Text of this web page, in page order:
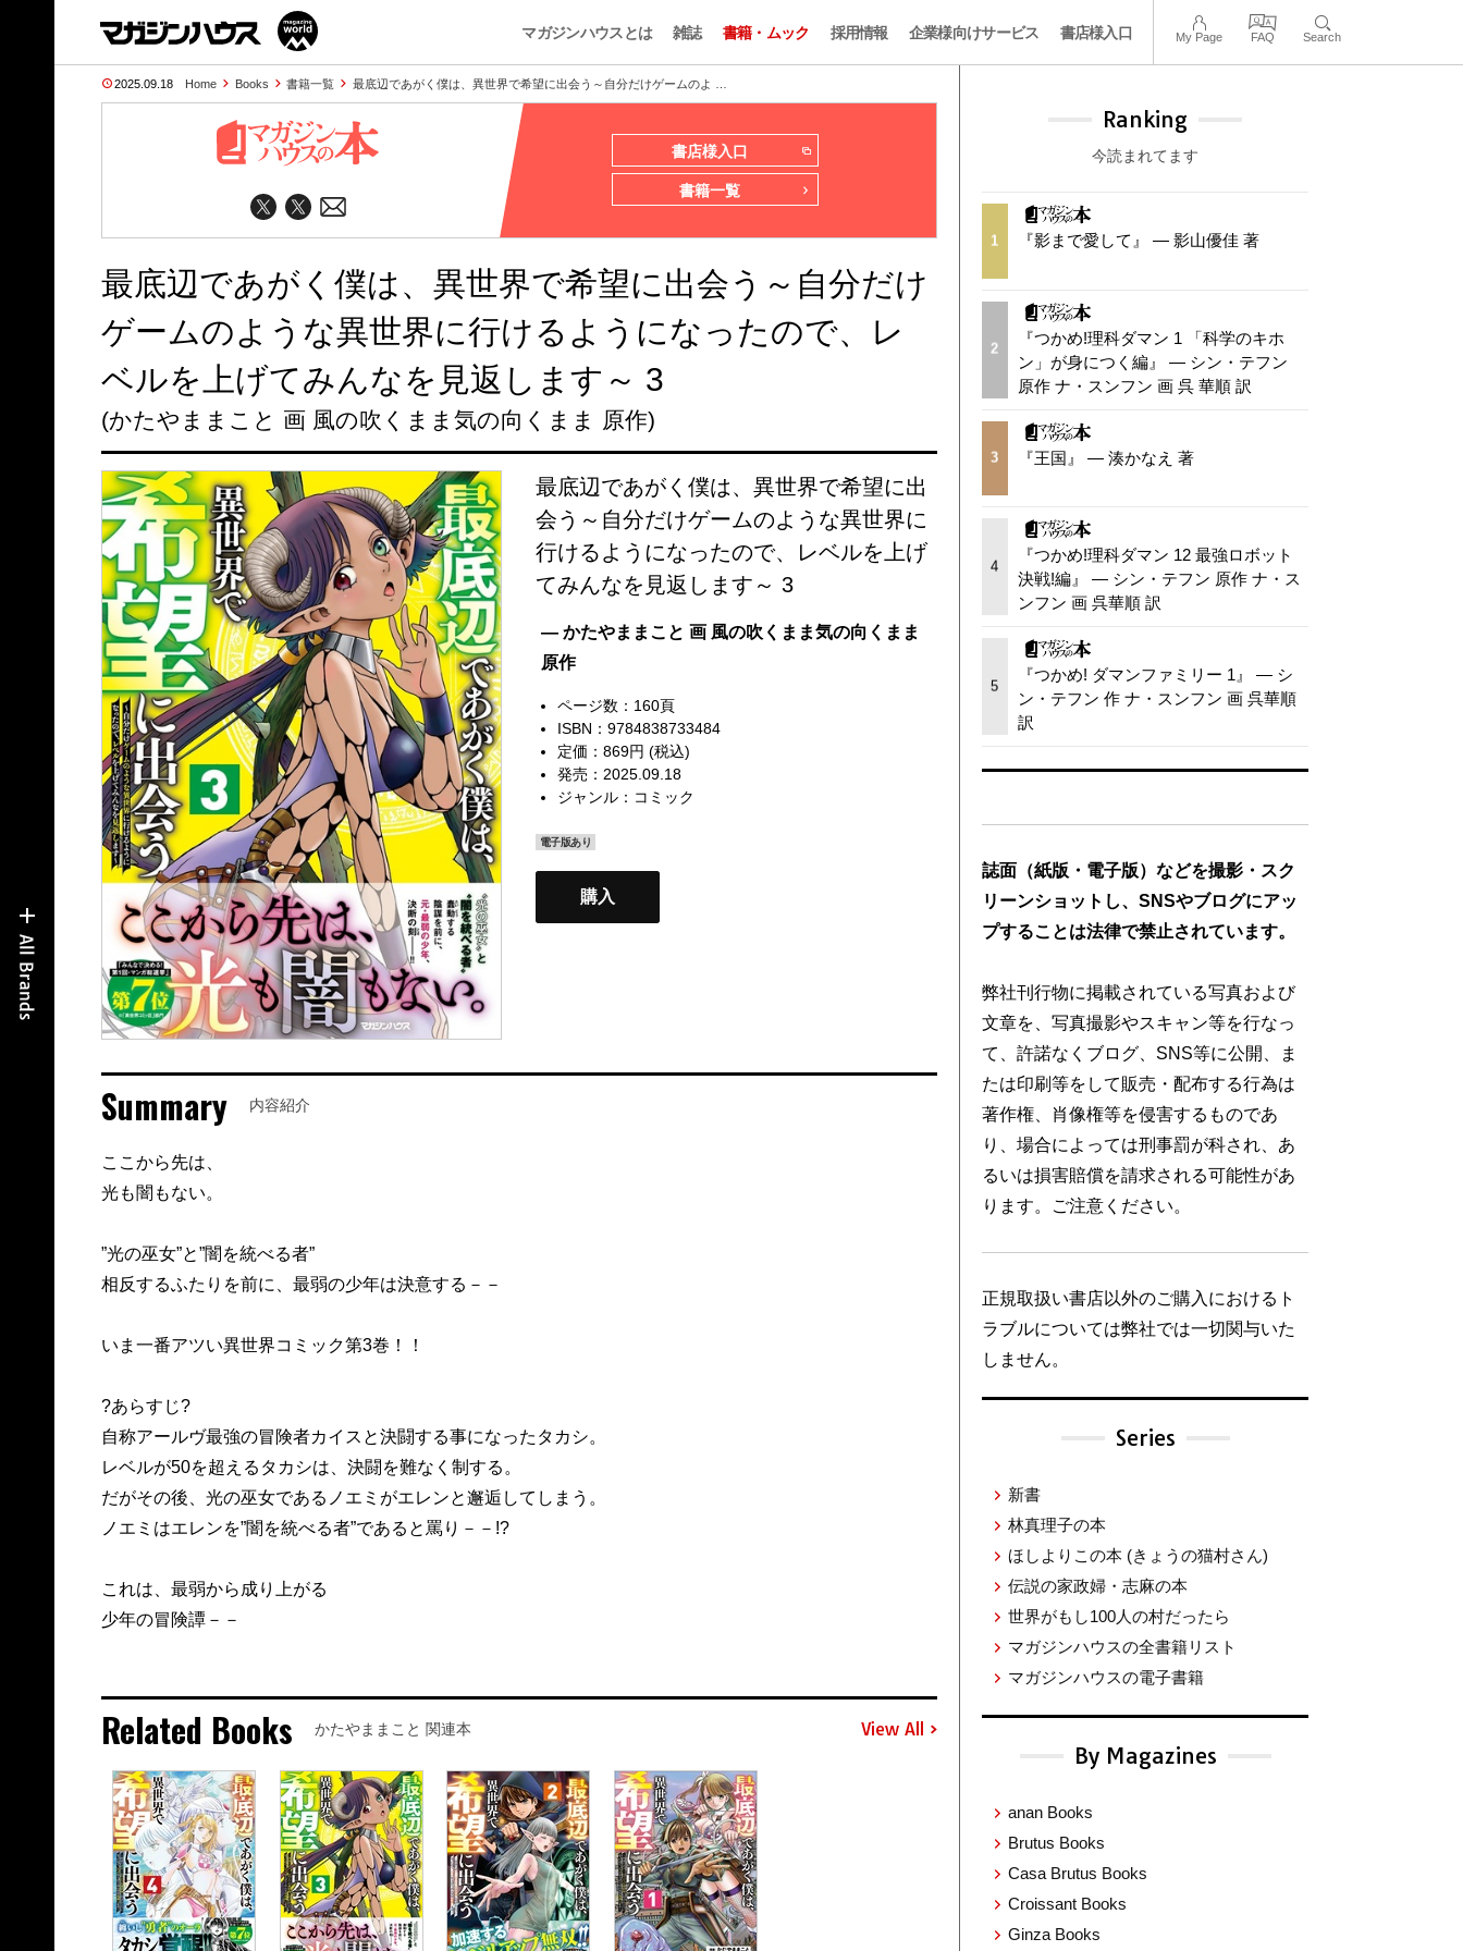
マガジンハウスとは 雑誌 書籍・ムック 採用情報 企業様向けサービス 書店様入口 My Page FAQ Search
2025.09.18 Home Books 書籍一覧 最底辺であがく僕は、異世界で希望に出会う～自分だけゲームのよ …
書店様入口
書籍一覧
最底辺であがく僕は、異世界で希望に出会う～自分だけ
ゲームのような異世界に行けるようになったので、レ
ベルを上げてみんなを見返します～ 3
(かたやままこと 画 風の吹くまま気の向くまま 原作)
最底辺であがく僕は、異世界で希望に出
会う～自分だけゲームのような異世界に
行けるようになったので、レベルを上げ
てみんなを見返します～ 3
— かたやままこと 画 風の吹くまま気の向くまま
原作
ページ数：160頁
ISBN：9784838733484
定価：869円 (税込)
発売：2025.09.18
ジャンル： コミック
電子版あり
購入
Summary 内容紹介
ここから先は、
光も闇もない。
”光の巫女”と”闇を統べる者”
相反するふたりを前に、最弱の少年は決意する－－
いま一番アツい異世界コミック第3巻！！
?あらすじ?
自称アールヴ最強の冒険者カイスと決闘する事になったタカシ。
レベルが50を超えるタカシは、決闘を難なく制する。
だがその後、光の巫女であるノエミがエレンと邂逅してしまう。
ノエミはエレンを”闇を統べる者”であると罵り－－!?
これは、最弱から成り上がる
少年の冒険譚－－
Related Books かたやままこと 関連本 View All
Ranking
今読まれてます
1 『影まで愛して』 — 影山優佳 著
2
『つかめ!理科ダマン 1 「科学のキホ
ン」が身につく編』 — シン・テフン
原作 ナ・スンフン 画 呉 華順 訳
3 『王国』 — 湊かなえ 著
4
『つかめ!理科ダマン 12 最強ロボット
決戦!編』 — シン・テフン 原作 ナ・ス
ンフン 画 呉華順 訳
5
『つかめ! ダマンファミリー 1』 — シ
ン・テフン 作 ナ・スンフン 画 呉華順
訳
誌面（紙版・電子版）などを撮影・スク
リーンショットし、SNSやブログにアッ
プすることは法律で禁止されています。
弊社刊行物に掲載されている写真および
文章を、写真撮影やスキャン等を行なっ
て、許諾なくブログ、SNS等に公開、ま
たは印刷等をして販売・配布する行為は
著作権、肖像権等を侵害するものであ
り、場合によっては刑事罰が科され、あ
るいは損害賠償を請求される可能性があ
ります。ご注意ください。
正規取扱い書店以外のご購入におけるト
ラブルについては弊社では一切関与いた
しません。
Series
新書
林真理子の本
ほしよりこの本 (きょうの猫村さん)
伝説の家政婦・志麻の本
世界がもし100人の村だったら
マガジンハウスの全書籍リスト
マガジンハウスの電子書籍
By Magazines
anan Books
Brutus Books
Casa Brutus Books
Croissant Books
Ginza Books